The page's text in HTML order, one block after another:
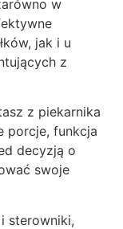
w
jak i u
z
z piekarnika
porcje, funkcja
decyzją o
swoje
sterowniki,